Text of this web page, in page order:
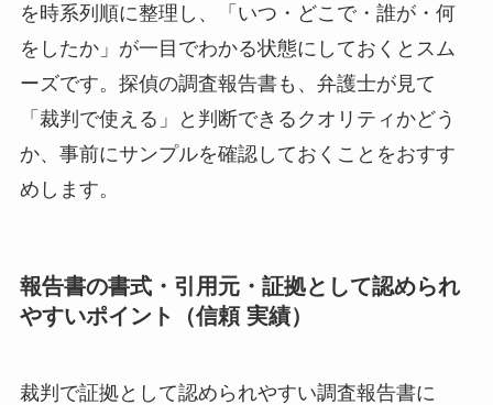
を時系列順に整理し、「いつ・どこで・誰が・何
をしたか」が一目でわかる状態にしておくとスム
ーズです。探偵の調査報告書も、弁護士が見て
「裁判で使える」と判断できるクオリティかどう
か、事前にサンプルを確認しておくことをおすす
めします。
報告書の書式・引用元・証拠として認められ
やすいポイント（信頼 実績）
裁判で証拠として認められやすい調査報告書に